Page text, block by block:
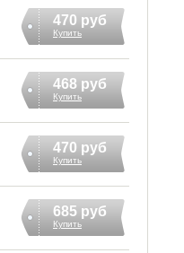
470 руб
Купить
468 руб
Купить
470 руб
Купить
685 руб
Купить